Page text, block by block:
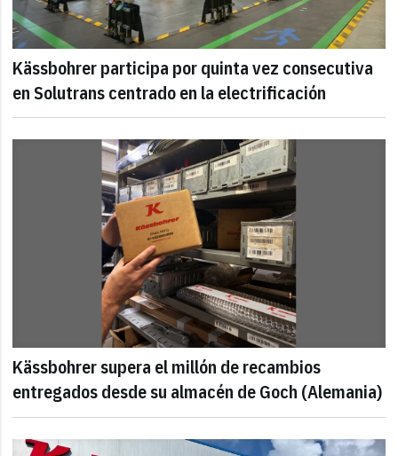
Kässbohrer participa por quinta vez consecutiva
en Solutrans centrado en la electrificación
Kässbohrer supera el millón de recambios
entregados desde su almacén de Goch (Alemania)